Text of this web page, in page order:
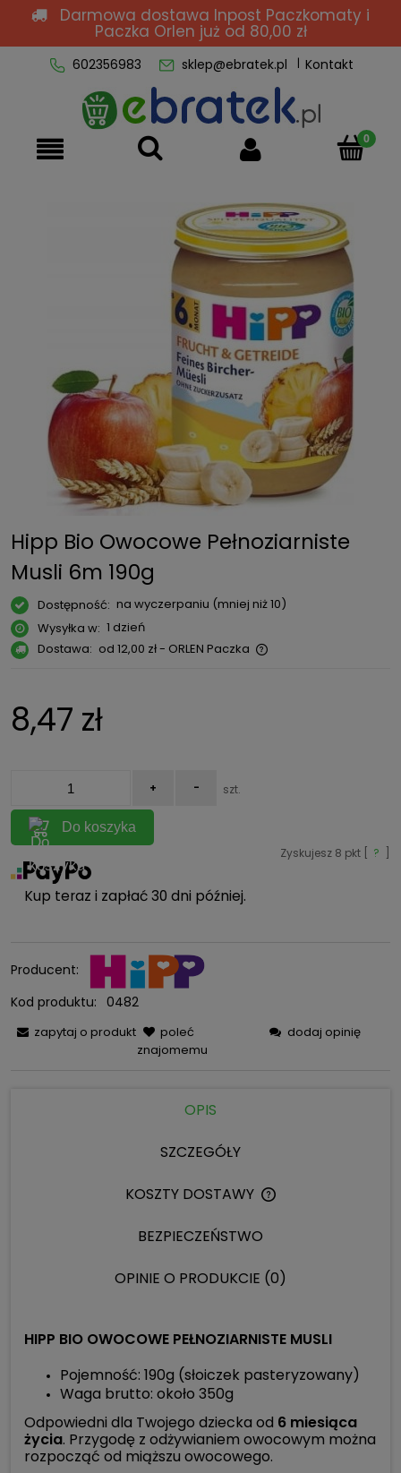
Darmowa dostawa Inpost Paczkomaty i
Paczka Orlen już od 80,00 zł
602356983 sklep@ebratek.pl Kontakt
Hipp Bio Owocowe Pełnoziarniste
Musli 6m 190g
Dostępność: na wyczerpaniu (mniej niż 10)
Wysyłka w: 1 dzień
Dostawa: od 12,00 zł- ORLEN Paczka
8,47 zł
+ - szt.
Do koszyka
Zyskujesz 8 pkt [ ?
Kup teraz i zapłać 30 dni później.
Producent:
Kod produktu: 0482
zapytaj o produkt
poleć
znajomemu
dodaj opinię
OPIS
SZCZEGÓŁY
KOSZTY DOSTAWY
BEZPIECZEŃSTWO
OPINIE O PRODUKCIE (0)
HIPP BIO OWOCOWE PEŁNOZIARNISTE MUSLI
Pojemność: 190g (słoiczek pasteryzowany)
Waga brutto: około 350g
Odpowiedni dla Twojego dziecka od 6 miesiąca
życia. Przygodę z odżywianiem owocowym można
rozpocząć od miąższu owocowego.